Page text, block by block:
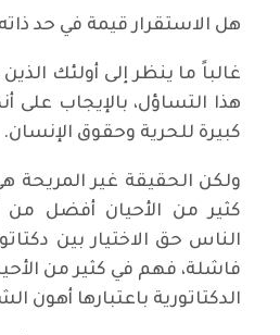
هل الاستقرار قيمة في حد
غالباً ما ينظر إلى أولئك
هذا التساؤل، بالإيجاب على
كبيرة للحرية وحقوق الإنسان.
ولكن الحقيقة غير المريحة
كثير من الأحيان أفضل
الناس حق الاختيار بين
فاشلة، فهم في كثير من
الدكتاتورية باعتبارها أهون